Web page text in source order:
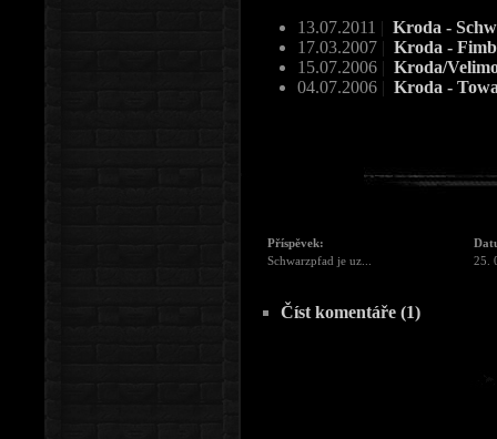
13.07.2011 | Kroda -
17.03.2007 | Kroda -
15.07.2006 | Kroda/
04.07.2006 | Kroda -
Příspěvek:
Schwarzpfad je uz...
25.
Číst komentáře (1)